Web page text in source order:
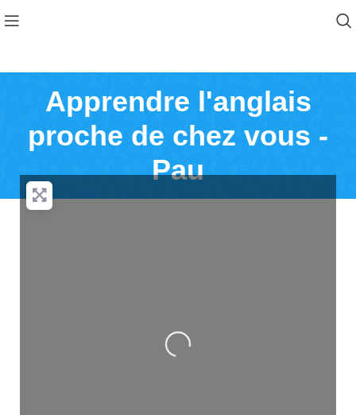
Apprendre l'anglais
proche de chez vous -
Pau
Loading...